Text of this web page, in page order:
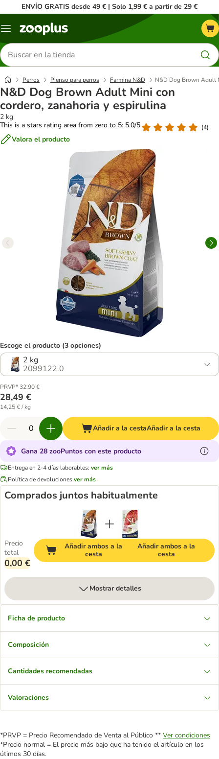
ENVÍO GRATIS desde 49 € | Solo 1,99 € a partir de 29 €
Menú
Buscar
productos
Perros Pienso para perros Farmina N&D N&D Dog Brown Adult
N&D Dog Brown Adult Mini con
cordero, zanahoria y espirulina
2 kg
This is a stars rating area from zero to 5: 5.0/5
(4)
Valora el producto
Escoge el producto (3 opciones)
2 kg
2099122.0
PRVP* 32,90 €
28,49 €
14,25 € / kg
Añadir a la cestaAñadir a la cesta
Gana 28 zooPuntos con este producto
Entrega en 2-4 días laborables: ver más
Política de devolucionesver más
Comprados juntos habitualmente
Precio
total
0,00 €
Añadir ambos a la
cesta
Añadir ambos a la
cesta
Mostrar detalles
Ficha de producto
Composición
Cantidades recomendadas
Valoraciones
*PRVP = Precio Recomendado de Venta al Público ** Ver condiciones
*Precio normal = El precio más bajo que ha tenido el artículo en los
útimos 30 días.